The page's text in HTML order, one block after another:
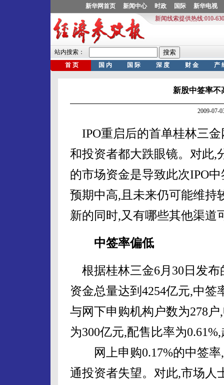
新股中签率不
2009-07-
IPO重启后的首单桂林三金
和投资者都大跌眼镜。对此,
的市场资金是导致此次IPO
预期中高,且未来仍可能维持
新的同时,又有哪些其他渠道
中签率偏低
根据桂林三金6月30日发布
资金总量达到4254亿元,中签
与网下申购机构户数为278
为300亿元,配售比率为
网上申购0.17%的中签率,
通投资者失望。对此,市场人